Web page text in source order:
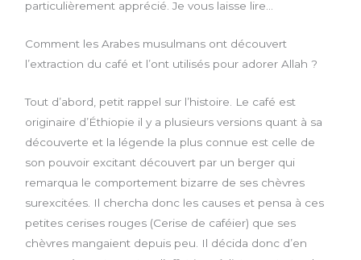
particulièrement apprécié. Je vous laisse lire…
Comment les Arabes musulmans ont découvert
l’extraction du café et l’ont utilisés pour adorer Allah ?
Tout d’abord, petit rappel sur l’histoire. Le café est
originaire d’Éthiopie il y a plusieurs versions quant à sa
découverte et la légende la plus connue est celle de
son pouvoir excitant découvert par un berger qui
remarqua le comportement bizarre de ses chèvres
surexcitées. Il chercha donc les causes et pensa à ces
petites cerises rouges (Cerise de caféier) que ses
chèvres mangaient depuis peu. Il décida donc d’en